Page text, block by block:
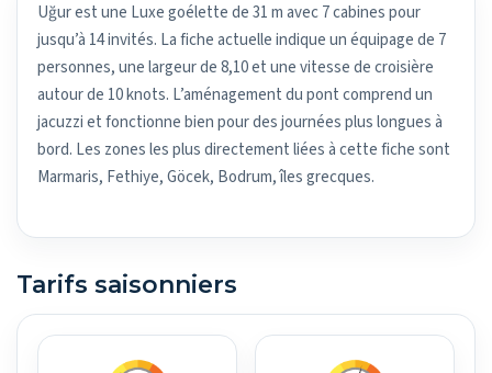
Uğur est une Luxe goélette de 31 m avec 7 cabines pour
jusqu’à 14 invités. La fiche actuelle indique un équipage de 7
personnes, une largeur de 8,10 et une vitesse de croisière
autour de 10 knots. L’aménagement du pont comprend un
jacuzzi et fonctionne bien pour des journées plus longues à
bord. Les zones les plus directement liées à cette fiche sont
Marmaris, Fethiye, Göcek, Bodrum, îles grecques.
Tarifs saisonniers